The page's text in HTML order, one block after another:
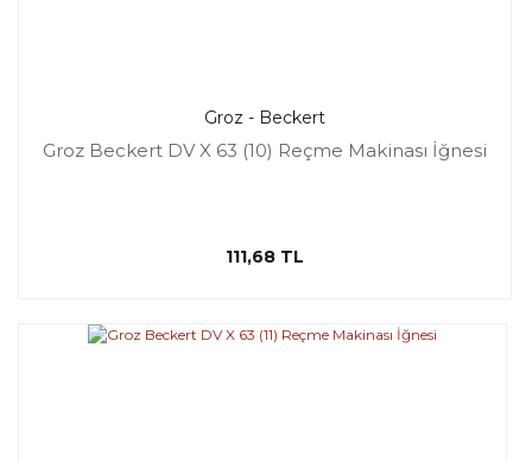
Groz - Beckert
Groz Beckert DV X 63 (10) Reçme Makinası İğnesi
111,68 TL